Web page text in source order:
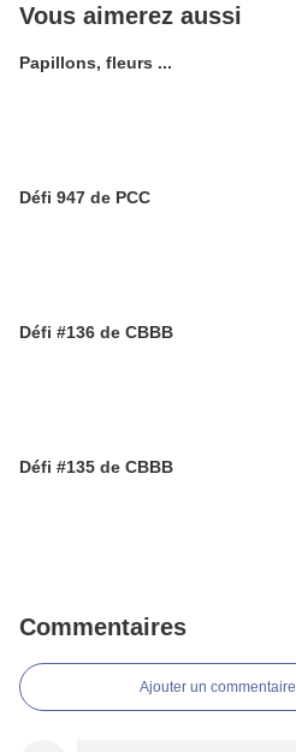
Vous aimerez aussi
Papillons, fleurs ...
Défi 947 de PCC
Défi #136 de CBBB
Défi #135 de CBBB
Commentaires
Ajouter un commentaire